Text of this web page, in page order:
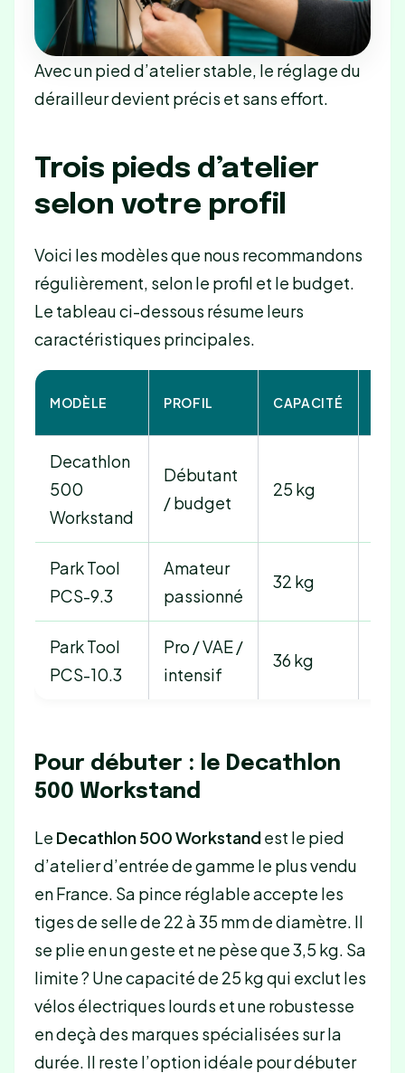
Avec un pied d’atelier stable, le réglage du
dérailleur devient précis et sans effort.
Trois pieds d’atelier
selon votre profil
Voici les modèles que nous recommandons
régulièrement, selon le profil et le budget.
Le tableau ci-dessous résume leurs
caractéristiques principales.
MODÈLE PROFIL CAPACITÉ
Decathlon
500
Workstand
Débutant
/ budget
25 kg
Park Tool
PCS-9.3
Amateur
passionné
32 kg
Park Tool
PCS-10.3
Pro / VAE /
intensif
36 kg
Pour débuter : le Decathlon
500 Workstand
Le Decathlon 500 Workstandest le pied
d’atelier d’entrée de gamme le plus vendu
en France. Sa pince réglable accepte les
tiges de selle de 22 à 35 mm de diamètre. Il
se plie en un geste et ne pèse que 3,5 kg. Sa
limite ? Une capacité de 25 kg qui exclut les
vélos électriques lourds et une robustesse
en deçà des marques spécialisées sur la
durée. Il reste l’option idéale pour débuter